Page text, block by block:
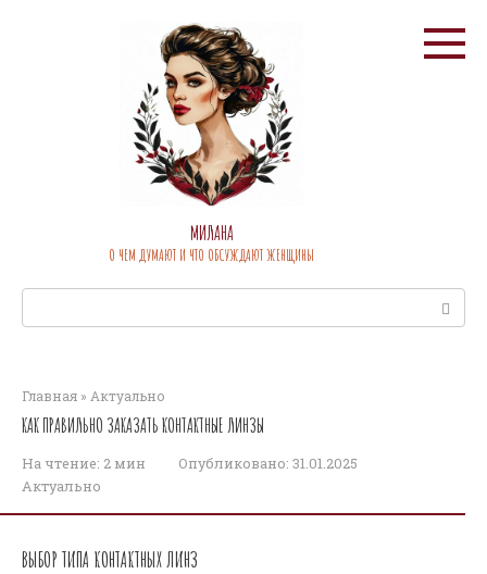
МИЛАНА
О ЧЕМ ДУМАЮТ И ЧТО ОБСУЖДАЮТ ЖЕНЩИНЫ
Главная » Актуально
КАК ПРАВИЛЬНО ЗАКАЗАТЬ КОНТАКТНЫЕ ЛИНЗЫ
На чтение: 2 мин Опубликовано: 31.01.2025
Актуально
ВЫБОР ТИПА КОНТАКТНЫХ ЛИНЗ